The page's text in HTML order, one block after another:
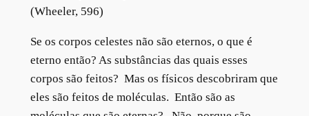
(Wheeler, 596)
Se os corpos celestes não são eternos, o que é
eterno então? As substâncias das quais esses
corpos são feitos? Mas os físicos descobriram que
eles são feitos de moléculas. Então são as